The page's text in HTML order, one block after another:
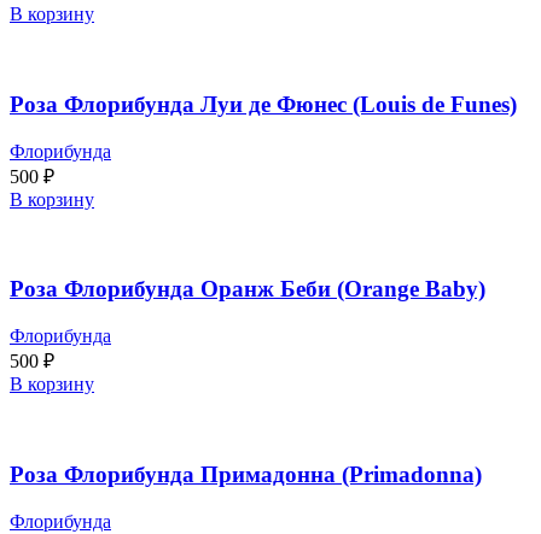
В корзину
Роза Флорибунда Луи де Фюнес (Louis de Funes)
Флорибунда
500 ₽
В корзину
Роза Флорибунда Оранж Беби (Orange Baby)
Флорибунда
500 ₽
В корзину
Роза Флорибунда Примадонна (Primadonna)
Флорибунда